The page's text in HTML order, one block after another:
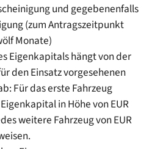
und gegebenenfalls
(zum Antragszeitpunkt
Monate)
Eigenkapitals hängt von der
den Einsatz vorgesehenen
Für das erste Fahrzeug
in Höhe von EUR
weitere Fahrzeug von EUR